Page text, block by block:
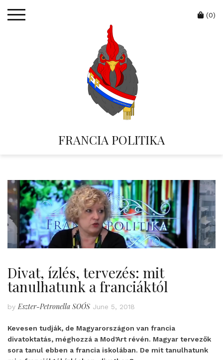
FRANCIA POLITIKA
Cart
(0)
Divat, ízlés, tervezés: mit
tanulhatunk a franciáktól
byEszter-Petronella SOÓS June 5, 2018
Kevesen tudják, de Magyarországon van francia
divatoktatás, méghozzá a Mod’Art révén. Magyar tervezők
sora tanul ebben a francia iskolában. De mit tanulhatunk